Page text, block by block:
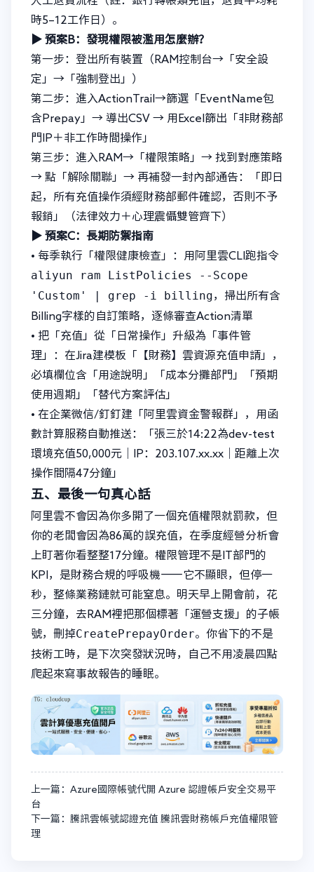
時5–12工作日）。
▶ 預案B：發現權限被濫用怎麼辦？
第一步：登出所有裝置（RAM控制台→「安全設
定」→「強制登出」）
第二步：進入ActionTrail→篩選「EventName包
含Prepay」→ 導出CSV → 用Excel篩出「非財務部
門IP＋非工作時間操作」
第三步：進入RAM→「權限策略」→ 找到對應策略
→ 點「解除關聯」→ 再補發一封內部通告：「即日
起，所有充值操作須經財務部郵件確認，否則不予
報銷」（法律效力＋心理震懾雙管齊下）
▶ 預案C：長期防禦指南
• 每季執行「權限健康檢查」：用阿里雲CLI跑指令
aliyun ram ListPolicies --Scope
'Custom' | grep -i billing，掃出所有含
Billing字樣的自訂策略，逐條審查Action清單
• 把「充值」從「日常操作」升級為「事件管
理」：在Jira建模板「【財務】雲資源充值申請」，
必填欄位含「用途說明」「成本分攤部門」「預期
使用週期」「替代方案評估」
• 在企業微信/釘釘建「阿里雲資金警報群」，用函
數計算服務自動推送：「張三於14:22為dev-test
環境充值50,000元｜IP：203.107.xx.xx｜距離上次
操作間隔47分鐘」
五、最後一句真心話
阿里雲不會因為你多開了一個充值權限就罰款，但
你的老闆會因為86萬的誤充值，在季度經營分析會
上盯著你看整整17分鐘。權限管理不是IT部門的
KPI，是財務合規的呼吸機——它不顯眼，但停一
秒，整條業務鏈就可能窒息。明天早上開會前，花
三分鐘，去RAM裡把那個標著「運營支援」的子帳
號，刪掉CreatePrepayOrder。你省下的不是
技術工時，是下次突發狀況時，自己不用凌晨四點
爬起來寫事故報告的睡眠。
上一篇：Azure國際帳號代開 Azure 認證帳戶安全交易平
台
下一篇：騰訊雲帳號認證充值 騰訊雲財務帳戶充值權限管
理